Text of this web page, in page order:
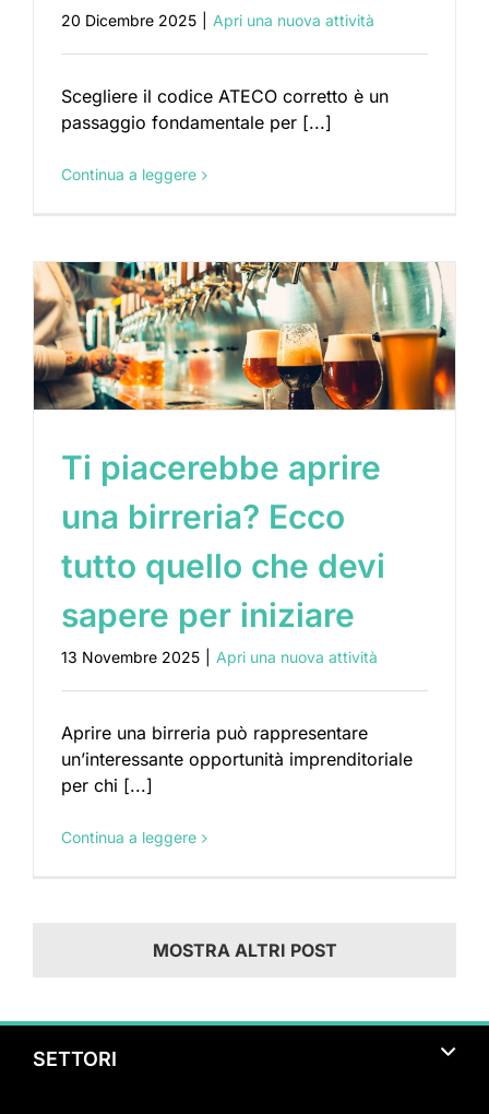
20 Dicembre 2025 Apri una nuova attività
Scegliere il codice ATECO corretto è un
passaggio fondamentale per [...]
Continua a leggere
Ti piacerebbe aprire
una birreria? Ecco
tutto quello che devi
sapere per iniziare
13 Novembre 2025 Apri una nuova attività
Aprire una birreria può rappresentare
un’interessante opportunità imprenditoriale
per chi [...]
Continua a leggere
MOSTRA ALTRI POST
SETTORI